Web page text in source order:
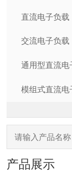
直流电子负载
交流电子负载
通用型直流电
模组式直流电
产品展示